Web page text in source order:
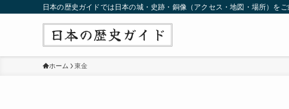
日本の歴史ガイドでは日本の城・史跡・銅像（アクセス・地図・場所）を
ホーム 東金